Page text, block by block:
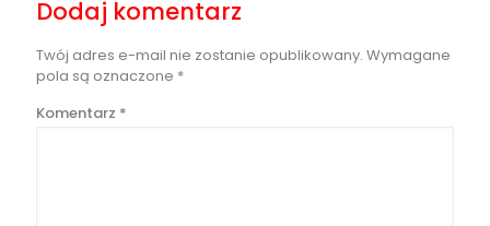
Dodaj komentarz
Twój adres e-mail nie zostanie opublikowany. Wymagane
pola są oznaczone *
Komentarz *